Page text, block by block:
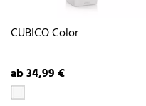
CUBICO Color
ab 34,99 €